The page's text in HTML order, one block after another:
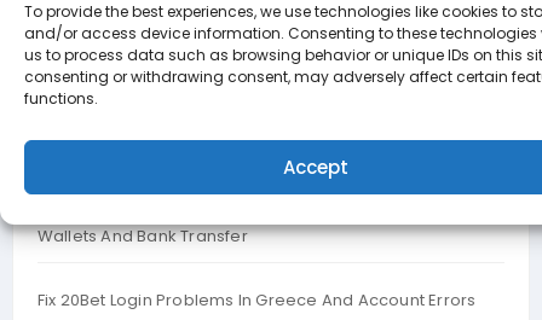
To provide the best experiences, we use technologies like cookies to
and/or access device information. Consenting to these technologies
us to process data such as browsing behavior or unique IDs on this
consenting or withdrawing consent, may adversely affect certain
functions.
Accept
Recent Posts
Solving Frumzi Casino Login Problems In Greece
Wallets And Bank Transfer
Fix 20Bet Login Problems In Greece And Account Errors